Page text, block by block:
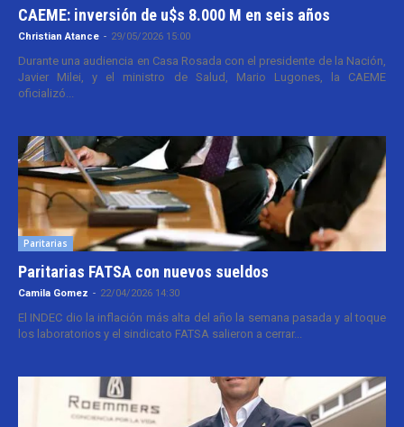
CAEME: inversión de u$s 8.000 M en seis años
Christian Atance - 29/05/2026 15:00
Durante una audiencia en Casa Rosada con el presidente de la Nación,
Javier Milei, y el ministro de Salud, Mario Lugones, la CAEME
oficializó...
Paritarias
Paritarias FATSA con nuevos sueldos
Camila Gomez - 22/04/2026 14:30
El INDEC dio la inflación más alta del año la semana pasada y al toque
los laboratorios y el sindicato FATSA salieron a cerrar...